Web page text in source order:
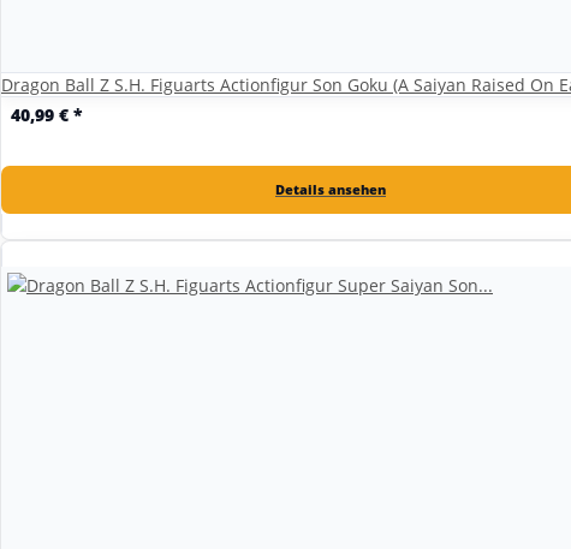
Dragon Ball Z S.H. Figuarts Actionfigur Son Goku (A Saiyan Raised On
40,99 € *
Details ansehen